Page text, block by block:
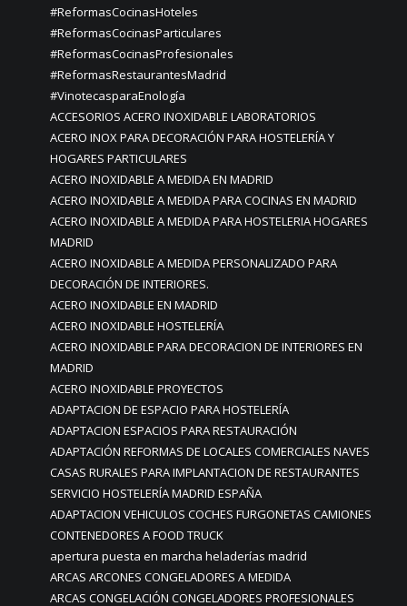
#ReformasCocinasHoteles
#ReformasCocinasParticulares
#ReformasCocinasProfesionales
#ReformasRestaurantesMadrid
#VinotecasparaEnología
ACCESORIOS ACERO INOXIDABLE LABORATORIOS
ACERO INOX PARA DECORACIÓN PARA HOSTELERÍA Y
HOGARES PARTICULARES
ACERO INOXIDABLE A MEDIDA EN MADRID
ACERO INOXIDABLE A MEDIDA PARA COCINAS EN MADRID
ACERO INOXIDABLE A MEDIDA PARA HOSTELERIA HOGARES
MADRID
ACERO INOXIDABLE A MEDIDA PERSONALIZADO PARA
DECORACIÓN DE INTERIORES.
ACERO INOXIDABLE EN MADRID
ACERO INOXIDABLE HOSTELERÍA
ACERO INOXIDABLE PARA DECORACION DE INTERIORES EN
MADRID
ACERO INOXIDABLE PROYECTOS
ADAPTACION DE ESPACIO PARA HOSTELERÍA
ADAPTACION ESPACIOS PARA RESTAURACIÓN
ADAPTACIÓN REFORMAS DE LOCALES COMERCIALES NAVES
CASAS RURALES PARA IMPLANTACION DE RESTAURANTES
SERVICIO HOSTELERÍA MADRID ESPAÑA
ADAPTACION VEHICULOS COCHES FURGONETAS CAMIONES
CONTENEDORES A FOOD TRUCK
apertura puesta en marcha heladerías madrid
ARCAS ARCONES CONGELADORES A MEDIDA
ARCAS CONGELACIÓN CONGELADORES PROFESIONALES